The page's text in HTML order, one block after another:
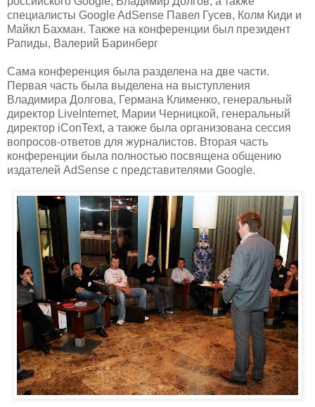
специалисты Google AdSense Павел Гусев, Колм Киди и
Майкл Бахман. Также на конференции был президент
Рапиды, Валерий Баринберг
Сама конференция была разделена на две части.
Первая часть была выделена на выступления
Владимира Долгова, Германа Клименко, генеральный
директор LiveInternet, Марии Черницкой, генеральный
директор iConText, а также была организована сессия
вопросов-ответов для журналистов. Вторая часть
конференции была полностью посвящена общению
издателей AdSense с представителями Google.